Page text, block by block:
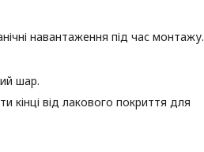
навантаження під час монтажу.
шар.
кінці від лакового покриття для